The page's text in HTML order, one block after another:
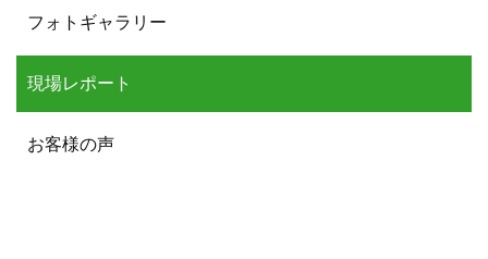
フォトギャラリー
現場レポート
お客様の声